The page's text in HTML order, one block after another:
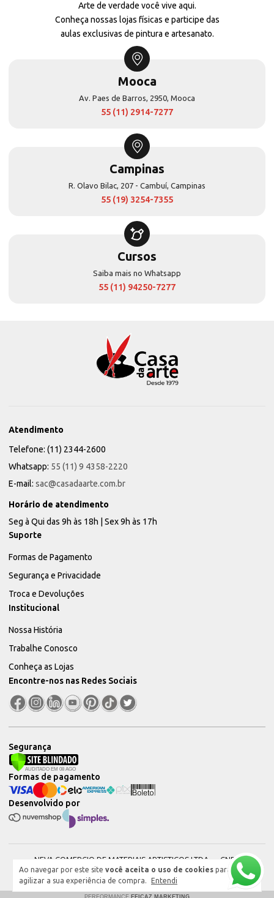
Ao navegar por este site você aceita o uso de cookies para
agilizar a sua experiência de compra.
Entendi
Arte de verdade você vive aqui.
Conheça nossas lojas físicas e participe das
aulas exclusivas de pintura e artesanato.
Mooca
Av. Paes de Barros, 2950, Mooca
55 (11) 2914-7277
Campinas
R. Olavo Bilac, 207 - Cambuí, Campinas
55 (19) 3254-7355
Cursos
Saiba mais no Whatsapp
55 (11) 94250-7277
Atendimento
Telefone: (11) 2344-2600
Whatsapp: 55 (11) 9 4358-2220
E-mail: sac@casadaarte.com.br
Horário de atendimento
Seg à Qui das 9h às 18h | Sex 9h às 17h
Suporte
Formas de Pagamento
Segurança e Privacidade
Troca e Devoluções
Institucional
Nossa História
Trabalhe Conosco
Conheça as Lojas
Encontre-nos nas Redes Sociais
Segurança
Desenvolvido por
Formas de pagamento
NEVA COMERCIO DE MATERIAIS ARTISTICOS LTDA — CNPJ:
51604544000101 © 2026. Todos os direitos reservados.